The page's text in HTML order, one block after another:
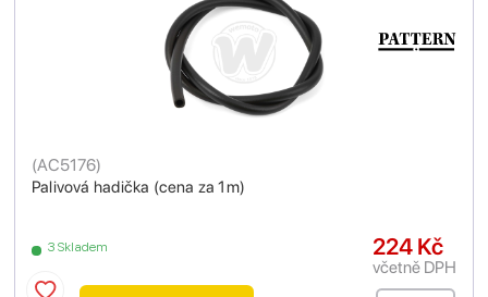
Palivová hadička (cena za 1m)
(AC5176)
3 Skladem 224 Kč
včetně DPH